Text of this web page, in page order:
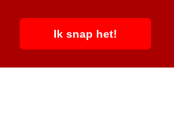
Ik snap het!